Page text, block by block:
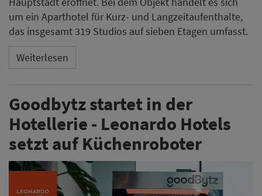
um ein Aparthotel für Kurz- und Langzeitaufenthalte,
das insgesamt 319 Studios auf sieben Etagen umfasst.
Weiterlesen
Goodbytz startet in der
Hotellerie - Leonardo Hotels
setzt auf Küchenroboter